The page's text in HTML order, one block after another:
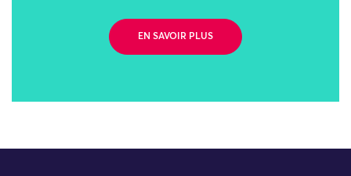
EN SAVOIR PLUS